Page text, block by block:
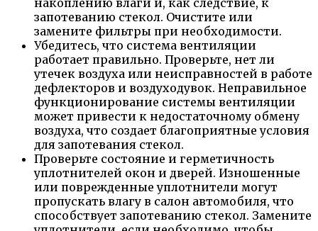
накоплению влаги и, как следствие, к
запотеванию стекол. Очистите или
замените фильтры при необходимости.
Убедитесь, что система вентиляции
работает правильно. Проверьте, нет ли
утечек воздуха или неисправностей в работе
дефлекторов и воздуходувок. Неправильное
функционирование системы вентиляции
может привести к недостаточному обмену
воздуха, что создает благоприятные условия
для запотевания стекол.
Проверьте состояние и герметичность
уплотнителей окон и дверей. Изношенные
или поврежденные уплотнители могут
пропускать влагу в салон автомобиля, что
способствует запотеванию стекол. Замените